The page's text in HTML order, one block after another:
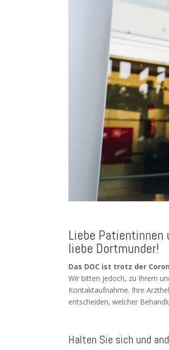
Liebe Patientinnen
liebe Dortmunder!
Das DOC ist trotz der
Wir bitten jedoch, zu Ihrem
Kontaktaufnahme. Ihre
entscheiden, welcher
Halten Sie sich und